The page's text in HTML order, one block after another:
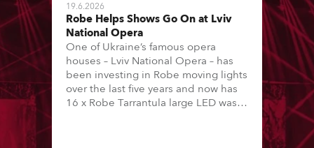
19.6.2026
Robe Helps Shows Go On at Lviv
National Opera
One of Ukraine’s famous opera
houses – Lviv National Opera – has
been investing in Robe moving lights
over the last five years and now has
16 x Robe Tarrantula large LED wash